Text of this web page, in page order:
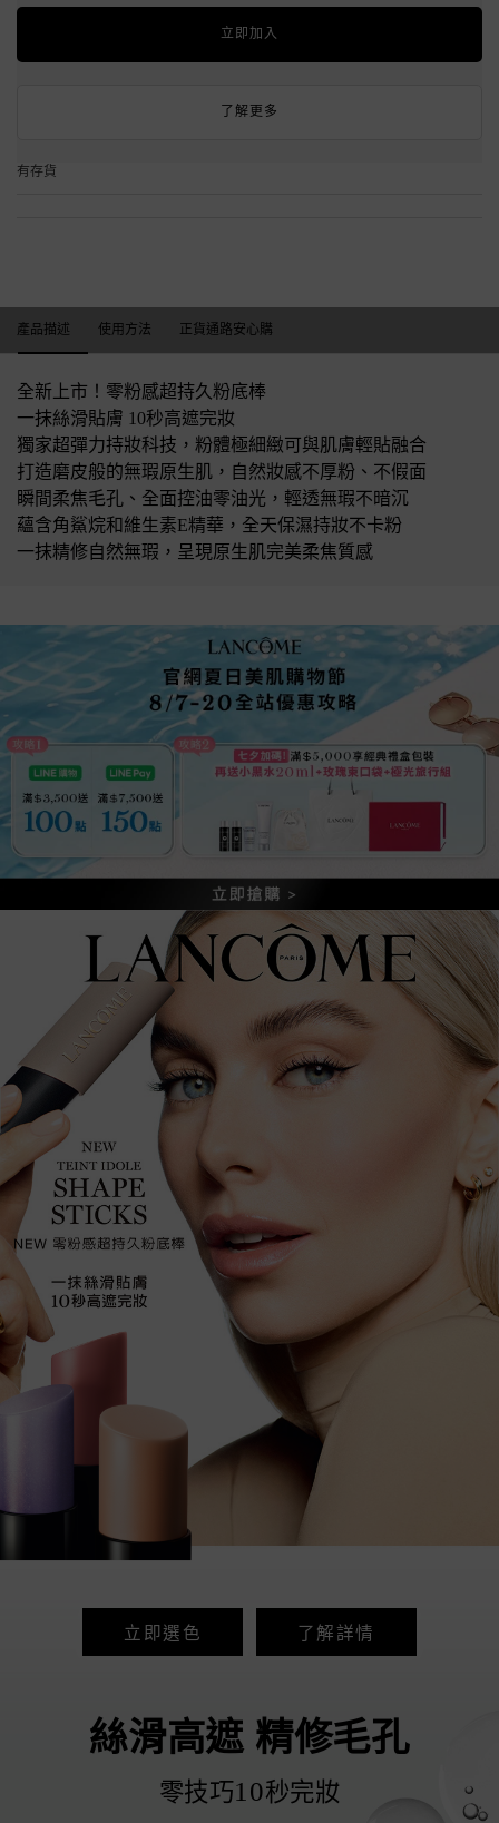
立即加入
了解更多
有存貨
產品描述
使用方法 正貨通路安心購
全新上市！零粉感超持久粉底棒
一抹絲滑貼膚 10秒高遮完妝
獨家超彈力持妝科技，粉體極細緻可與肌膚輕貼融合
打造磨皮般的無瑕原生肌，自然妝感不厚粉、不假面
瞬間柔焦毛孔、全面控油零油光，輕透無瑕不暗沉
蘊含角鯊烷和維生素E精華，全天保濕持妝不卡粉
一抹精修自然無瑕，呈現原生肌完美柔焦質感
零粉感超持久粉底棒PDP_新品
立即選色 了解詳情
絲滑高遮 精修毛孔
零技巧10秒完妝